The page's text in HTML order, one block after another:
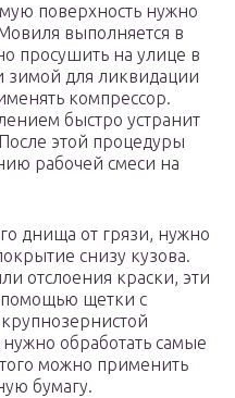
поверхность нужно
выполняется в
просушить на улице в
зимой для ликвидации
компрессор.
быстро устранит
этой процедуры
рабочей смеси на
днища от грязи, нужно
снизу кузова.
отслоения краски, эти
помощью щетки с
обработать самые
можно применить
бумагу.